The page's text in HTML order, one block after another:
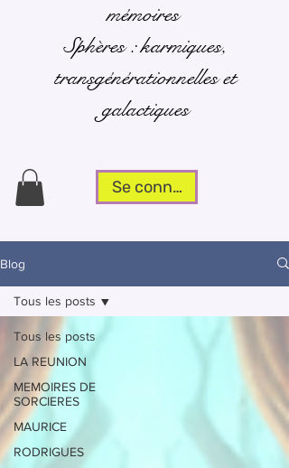
mémoires
Sphères : karmiques,
transgénérationnelles et
galactiques
Se connecter
Blog
Tous les posts
LA REUNION
MEMOIRES DE
SORCIERES
MAURICE
RODRIGUES
Tous les posts